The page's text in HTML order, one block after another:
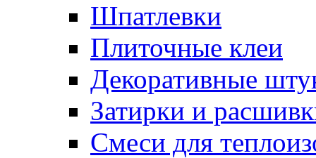
Шпатлевки
Плиточные клеи
Декоративные
Затирки и
Смеси для